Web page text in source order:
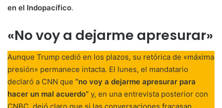
en el Indopacífico.
«No voy a dejarme apresurar»
Aunque Trump cedió en los plazos, su retórica de «máxima
presión» permanece intacta. El lunes, el mandatario
declaró a CNN que “no voy a dejarme apresurar para
hacer un mal acuerdo” y, en una entrevista posterior con